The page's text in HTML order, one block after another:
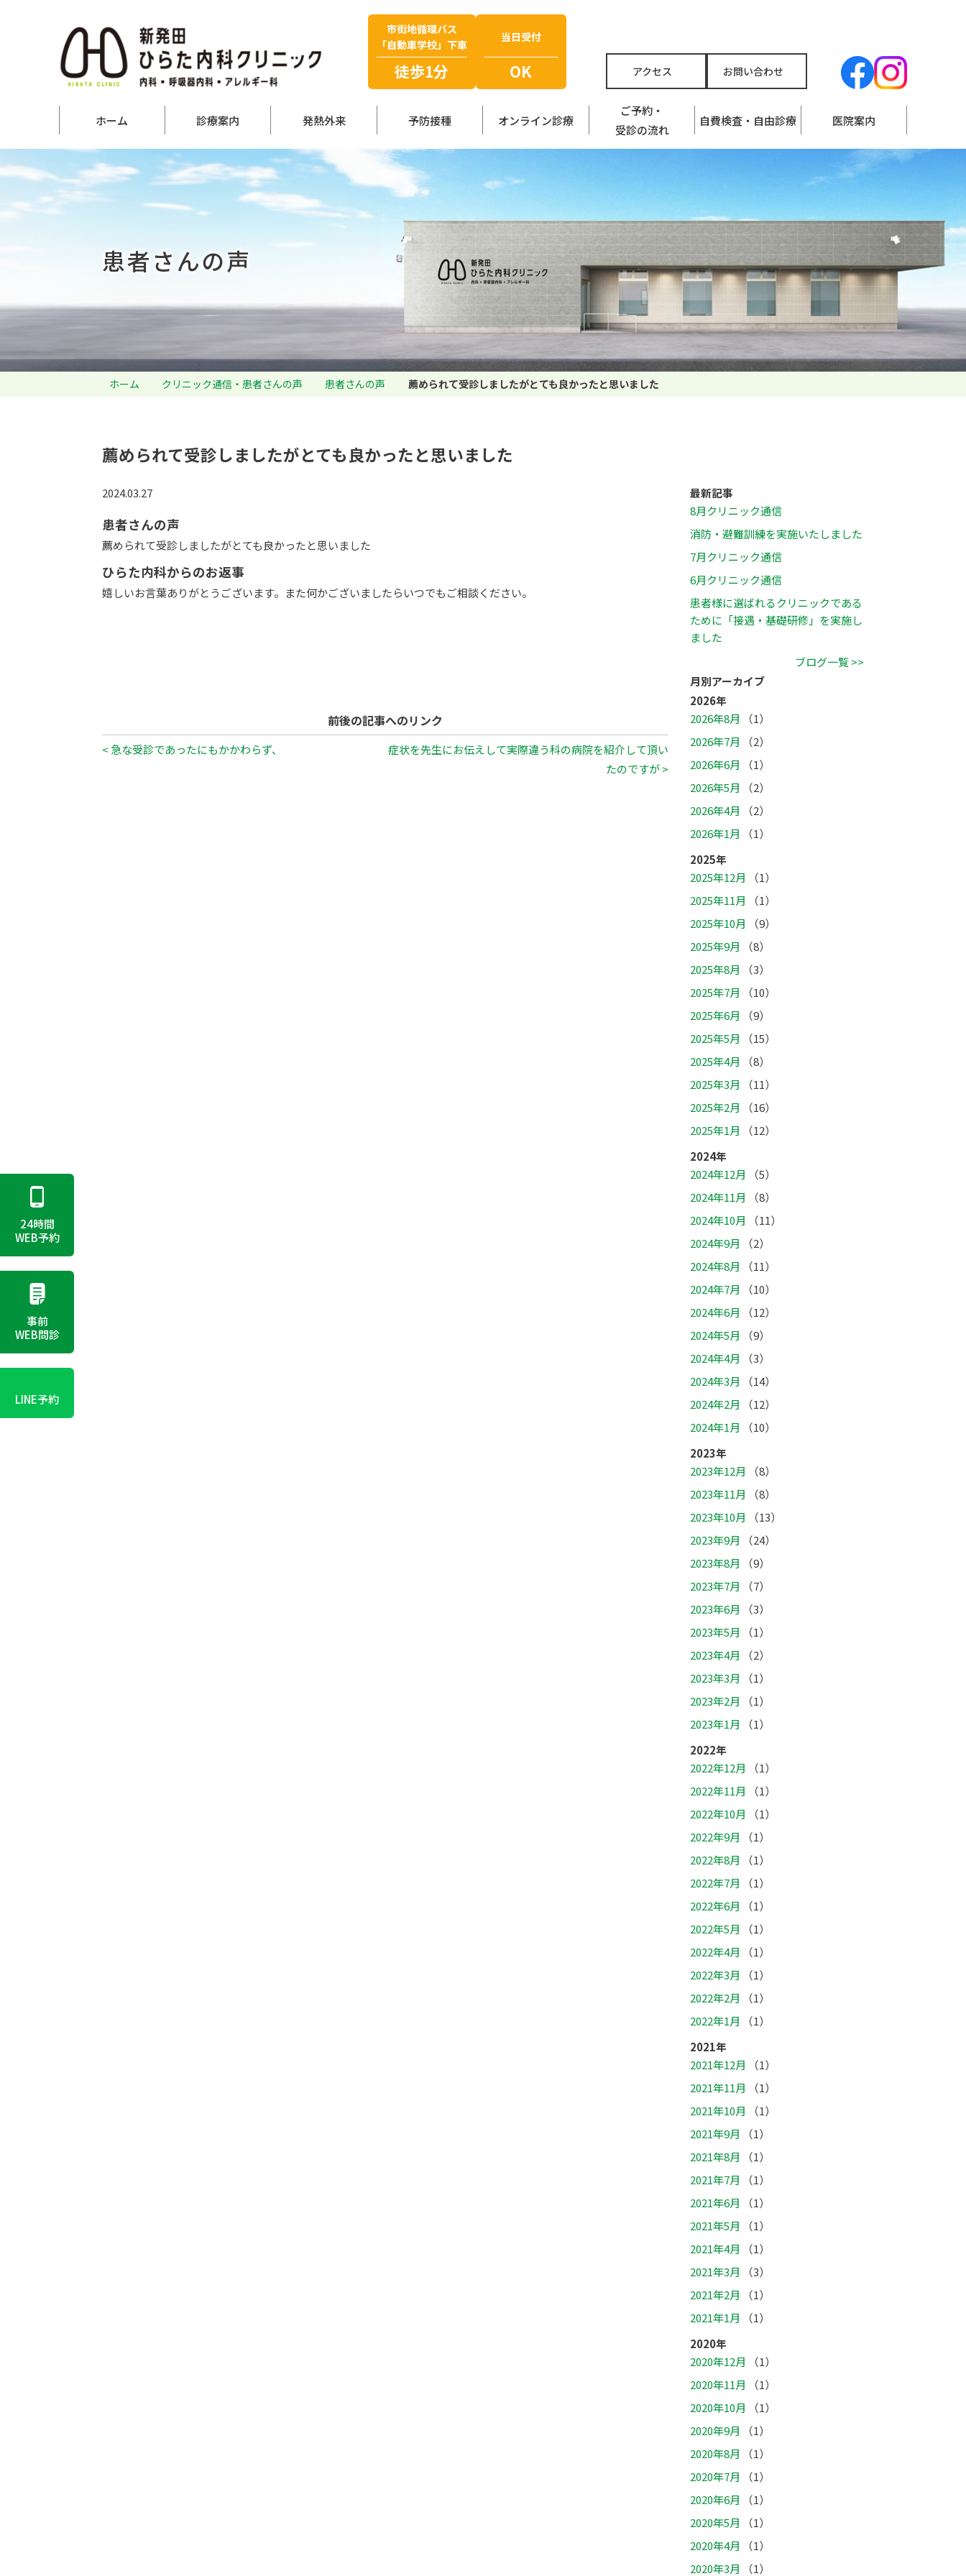
市街地循環バス
「自動車学校」下車
徒歩1分
当日受付
OK アクセス お問い合わせ
ホーム 診療案内 発熱外来 予防接種 オンライン診療
ご予約・
受診の流れ
自費検査・自由診療 医院案内
患者さんの声
ホーム クリニック通信・患者さんの声 患者さんの声 薦められて受診しましたがとても良かったと思いました
薦められて受診しましたがとても良かったと思いました
2024.03.27
患者さんの声
薦められて受診しましたがとても良かったと思いました
ひらた内科からのお返事
嬉しいお言葉ありがとうございます。また何かございましたらいつでもご相談ください。
前後の記事へのリンク
< 急な受診であったにもかかわらず、
症状を先生にお伝えして実際違う科の病院を紹介して頂い
たのですが >
最新記事
8月クリニック通信
消防・避難訓練を実施いたしました
7月クリニック通信
6月クリニック通信
患者様に選ばれるクリニックである
ために「接遇・基礎研修」を実施し
ました
ブログ一覧 >>
月別アーカイブ
2026年
2026年8月
（1）
2026年7月
（2）
2026年6月
（1）
2026年5月
（2）
2026年4月
（2）
2026年1月
（1）
2025年
2025年12月
（1）
2025年11月
（1）
2025年10月
（9）
2025年9月
（8）
2025年8月
（3）
2025年7月
（10）
2025年6月
（9）
2025年5月
（15）
2025年4月
（8）
2025年3月
（11）
2025年2月
（16）
2025年1月
（12）
2024年
2024年12月
（5）
2024年11月
（8）
2024年10月
（11）
2024年9月
（2）
2024年8月
（11）
2024年7月
（10）
2024年6月
（12）
2024年5月
（9）
2024年4月
（3）
2024年3月
（14）
2024年2月
（12）
2024年1月
（10）
2023年
2023年12月
（8）
2023年11月
（8）
2023年10月
（13）
2023年9月
（24）
2023年8月
（9）
2023年7月
（7）
2023年6月
（3）
2023年5月
（1）
2023年4月
（2）
2023年3月
（1）
2023年2月
（1）
2023年1月
（1）
2022年
2022年12月
（1）
2022年11月
（1）
2022年10月
（1）
2022年9月
（1）
2022年8月
（1）
2022年7月
（1）
2022年6月
（1）
2022年5月
（1）
2022年4月
（1）
2022年3月
（1）
2022年2月
（1）
2022年1月
（1）
2021年
2021年12月
（1）
2021年11月
（1）
2021年10月
（1）
2021年9月
（1）
2021年8月
（1）
2021年7月
（1）
2021年6月
（1）
2021年5月
（1）
2021年4月
（1）
2021年3月
（3）
2021年2月
（1）
2021年1月
（1）
2020年
2020年12月
（1）
2020年11月
（1）
2020年10月
（1）
2020年9月
（1）
2020年8月
（1）
2020年7月
（1）
2020年6月
（1）
2020年5月
（1）
2020年4月
（1）
2020年3月
（1）
24時間
WEB予約
事前
WEB問診
LINE予約